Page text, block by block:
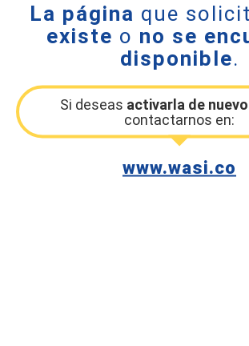
La página que
existe o no se
disponible.
Si deseas activarla de nuevo
contactarnos en:
www.wasi.co